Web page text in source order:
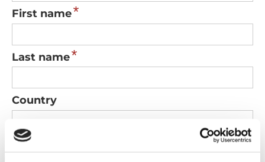
First name*
Last name*
Country
Phone